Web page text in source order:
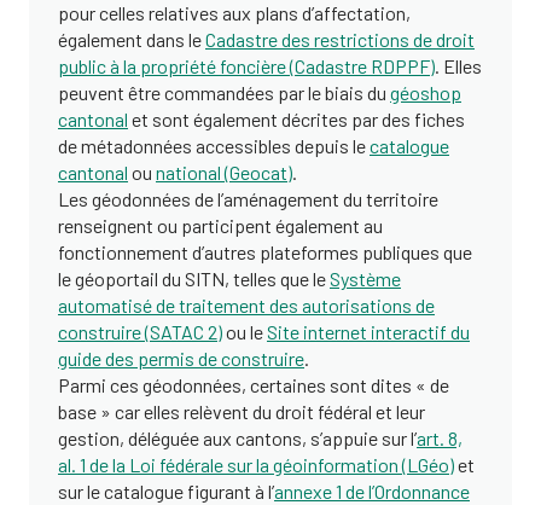
pour celles relatives aux plans d’affectation,
également dans leCadastre des restrictions de droit
public à la propriété foncière (Cadastre RDPPF). Elles
peuvent être commandées par le biais du géoshop
cantonal et sont également décrites par des fiches
de métadonnées accessibles depuis lecatalogue
cantonal ou national (Geocat).
Les géodonnées de l’aménagement du territoire
renseignent ou participent également au
fonctionnement d’autres plateformes publiques que
le géoportail du SITN, telles que leSystème
automatisé de traitement des autorisations de
construire (SATAC 2)ou leSite internet interactif du
guide des permis de construire.
Parmi ces géodonnées, certaines sont dites « de
base » car elles relèvent du droit fédéral et leur
gestion, déléguée aux cantons, s’appuie sur l’art. 8,
al. 1 de la Loi fédérale sur la géoinformation (LGéo)et
sur le catalogue figurant à l’annexe 1 de l’Ordonnance